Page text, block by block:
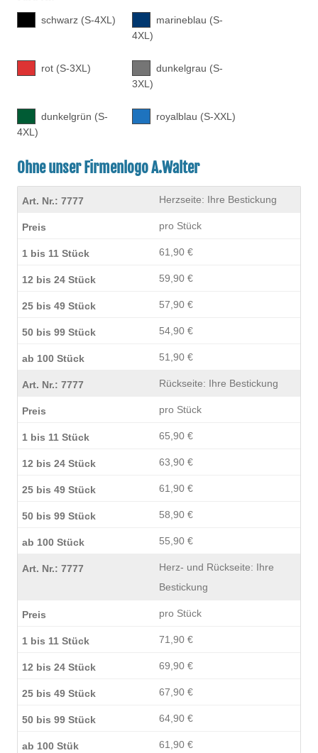
schwarz (S-4XL)
marineblau (S-
4XL)
rot (S-3XL)
dunkelgrau (S-
3XL)
dunkelgrün (S-
4XL)
royalblau (S-XXL)
Ohne unser Firmenlogo A.Walter
Herzseite: Ihre Bestickung
pro Stück
61,90 €
59,90 €
57,90 €
54,90 €
51,90 €
Rückseite: Ihre Bestickung
pro Stück
65,90 €
63,90 €
61,90 €
58,90 €
55,90 €
Herz- und Rückseite: Ihre
Bestickung
pro Stück
71,90 €
69,90 €
67,90 €
64,90 €
61,90 €